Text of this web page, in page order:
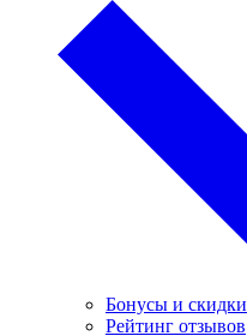
Бонусы и скидки
Рейтинг отзывов